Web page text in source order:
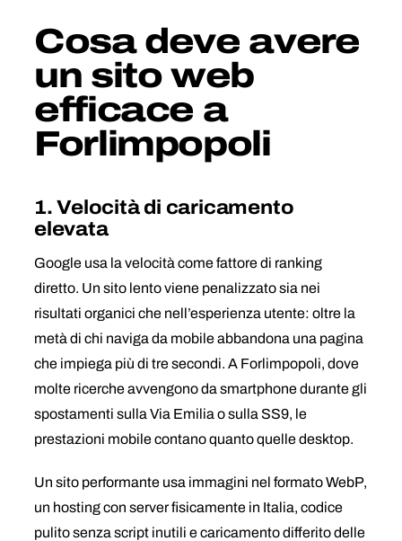
Cosa deve avere
un sito web
efficace a
Forlimpopoli
1. Velocità di caricamento
elevata
Google usa la velocità come fattore di ranking
diretto. Un sito lento viene penalizzato sia nei
risultati organici che nell’esperienza utente: oltre la
metà di chi naviga da mobile abbandona una pagina
che impiega più di tre secondi. A Forlimpopoli, dove
molte ricerche avvengono da smartphone durante gli
spostamenti sulla Via Emilia o sulla SS9, le
prestazioni mobile contano quanto quelle desktop.
Un sito performante usa immagini nel formato WebP,
un hosting con server fisicamente in Italia, codice
pulito senza script inutili e caricamento differito delle